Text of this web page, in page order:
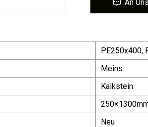
An
PE250x400,
Meins
Kalkstein
Neu